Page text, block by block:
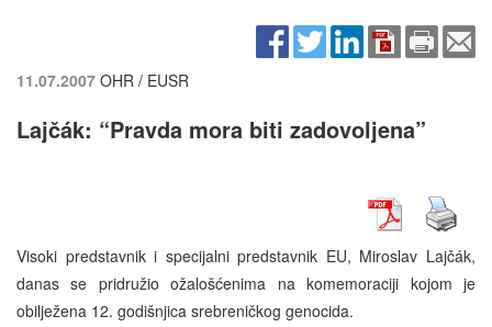
11.07.2007 OHR / EUSR
Lajčák: “Pravda mora biti zadovoljena”
Visoki predstavnik i specijalni predstavnik EU, Miroslav Lajčák,
danas se pridružio ožalošćenima na komemoraciji kojom je
obilježena 12. godišnjica srebreničkog genocida.